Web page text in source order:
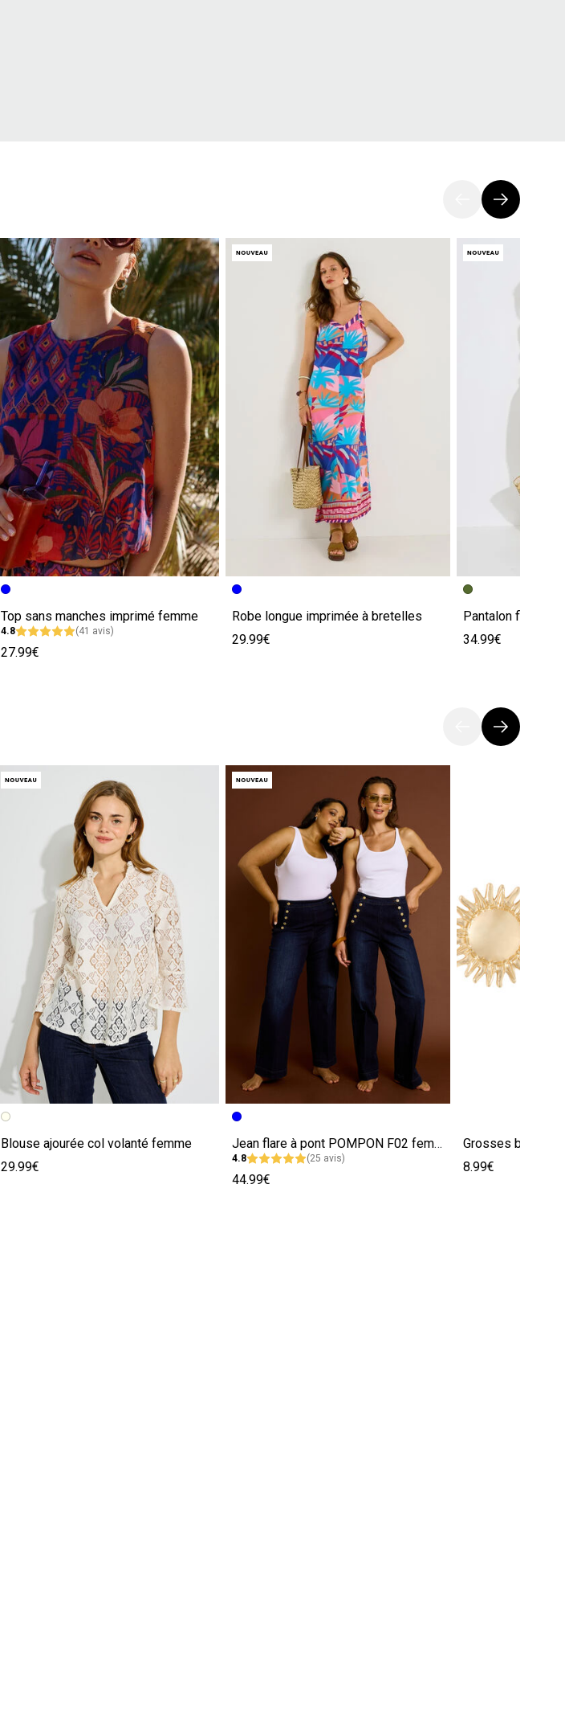
Top sans manches imprimé femme
4.8 (41 avis)
27.99€
Robe longue imprimée à bretelles
29.99€
Pantalon fluide
34.99€
Blouse ajourée col volanté femme
29.99€
Jean flare à pont POMPON F02 femme
4.8 (25 avis)
44.99€
Grosses boucles
8.99€